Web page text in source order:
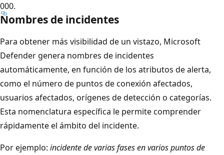
000.
Nombres de incidentes
Para obtener más visibilidad de un vistazo, Microsoft
Defender genera nombres de incidentes
automáticamente, en función de los atributos de alerta,
como el número de puntos de conexión afectados,
usuarios afectados, orígenes de detección o categorías.
Esta nomenclatura específica le permite comprender
rápidamente el ámbito del incidente.
Por ejemplo: incidente de varias fases en varios puntos de